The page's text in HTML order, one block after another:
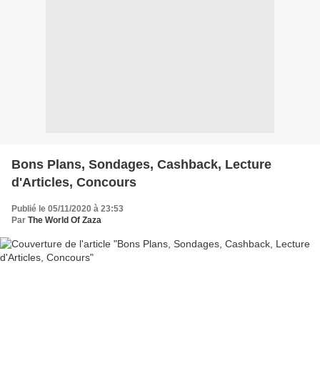
Bons Plans, Sondages, Cashback, Lecture
d'Articles, Concours
Publié le 05/11/2020 à 23:53
Par The World Of Zaza